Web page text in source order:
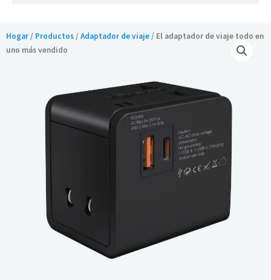
Hogar/ Productos/Adaptador de viaje/ El adaptador de viaje todo en
uno más vendido